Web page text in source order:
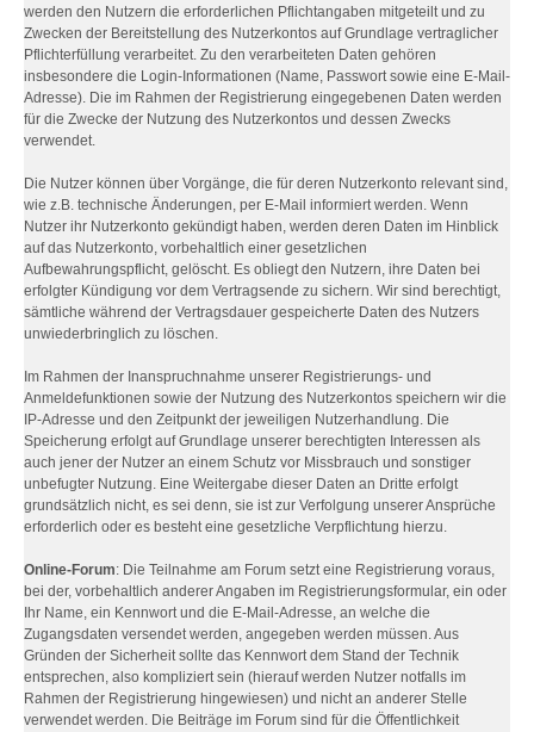
werden den Nutzern die erforderlichen Pflichtangaben mitgeteilt und zu
Zwecken der Bereitstellung des Nutzerkontos auf Grundlage vertraglicher
Pflichterfüllung verarbeitet. Zu den verarbeiteten Daten gehören
insbesondere die Login-Informationen (Name, Passwort sowie eine E-Mail-
Adresse). Die im Rahmen der Registrierung eingegebenen Daten werden
für die Zwecke der Nutzung des Nutzerkontos und dessen Zwecks
verwendet.
Die Nutzer können über Vorgänge, die für deren Nutzerkonto relevant sind,
wie z.B. technische Änderungen, per E-Mail informiert werden. Wenn
Nutzer ihr Nutzerkonto gekündigt haben, werden deren Daten im Hinblick
auf das Nutzerkonto, vorbehaltlich einer gesetzlichen
Aufbewahrungspflicht, gelöscht. Es obliegt den Nutzern, ihre Daten bei
erfolgter Kündigung vor dem Vertragsende zu sichern. Wir sind berechtigt,
sämtliche während der Vertragsdauer gespeicherte Daten des Nutzers
unwiederbringlich zu löschen.
Im Rahmen der Inanspruchnahme unserer Registrierungs- und
Anmeldefunktionen sowie der Nutzung des Nutzerkontos speichern wir die
IP-Adresse und den Zeitpunkt der jeweiligen Nutzerhandlung. Die
Speicherung erfolgt auf Grundlage unserer berechtigten Interessen als
auch jener der Nutzer an einem Schutz vor Missbrauch und sonstiger
unbefugter Nutzung. Eine Weitergabe dieser Daten an Dritte erfolgt
grundsätzlich nicht, es sei denn, sie ist zur Verfolgung unserer Ansprüche
erforderlich oder es besteht eine gesetzliche Verpflichtung hierzu.
Online-Forum: Die Teilnahme am Forum setzt eine Registrierung voraus,
bei der, vorbehaltlich anderer Angaben im Registrierungsformular, ein oder
Ihr Name, ein Kennwort und die E-Mail-Adresse, an welche die
Zugangsdaten versendet werden, angegeben werden müssen. Aus
Gründen der Sicherheit sollte das Kennwort dem Stand der Technik
entsprechen, also kompliziert sein (hierauf werden Nutzer notfalls im
Rahmen der Registrierung hingewiesen) und nicht an anderer Stelle
verwendet werden. Die Beiträge im Forum sind für die Öffentlichkeit